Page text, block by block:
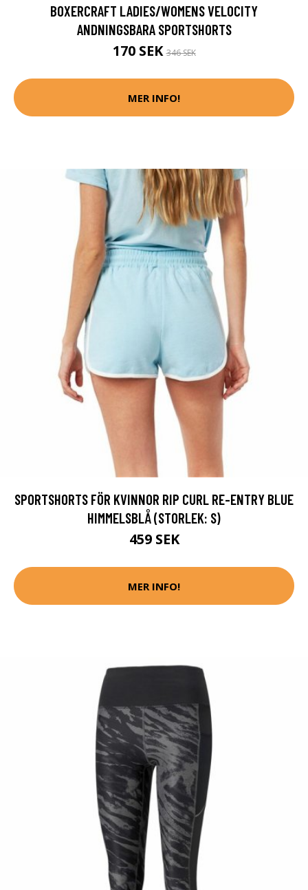
BOXERCRAFT LADIES/WOMENS VELOCITY
ANDNINGSBARA SPORTSHORTS
170 SEK346 SEK
MER INFO!
SPORTSHORTS FÖR KVINNOR RIP CURL RE-ENTRY BLUE
HIMMELSBLÅ (STORLEK: S)
459 SEK
MER INFO!